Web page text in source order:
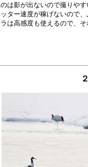
のは影が出ないので撮りや
ッター速度が稼げないので